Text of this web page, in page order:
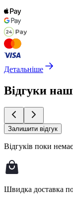
Детальніше
Відгуки
Залишити відгук
Відгуків поки
Швидка доставка